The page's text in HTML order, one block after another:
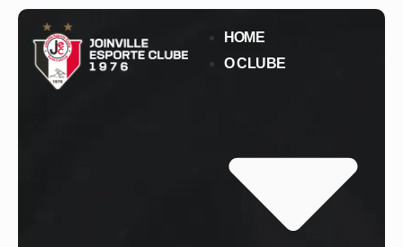
HOME
O CLUBE